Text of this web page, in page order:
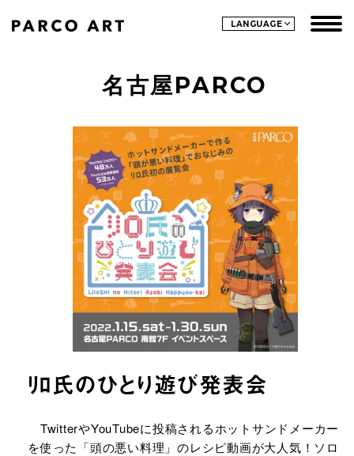
LANGUAGE
名古屋PARCO
ﾘﾛ氏のひとり遊び発表会
URLをコピーする
TwitterやYouTubeに投稿されるホットサンドメーカー
を使った「頭の悪い料理」のレシピ動画が大人気！ソロ